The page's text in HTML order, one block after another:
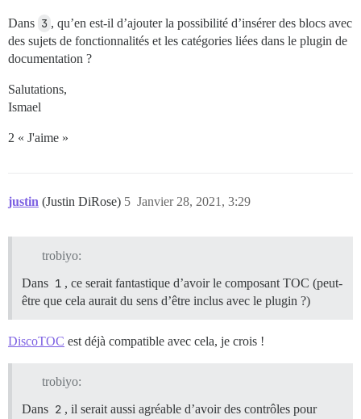
Dans 3 , qu’en est-il d’ajouter la possibilité d’insérer des blocs avec
des sujets de fonctionnalités et les catégories liées dans le plugin de
documentation ?
Salutations,
Ismael
2 « J'aime »
justin (Justin DiRose) Janvier 28, 2021, 3:29
5
trobiyo:
Dans 1 , ce serait fantastique d’avoir le composant TOC (peut-
être que cela aurait du sens d’être inclus avec le plugin ?)
DiscoTOC est déjà compatible avec cela, je crois !
trobiyo:
Dans 2 , il serait aussi agréable d’avoir des contrôles pour